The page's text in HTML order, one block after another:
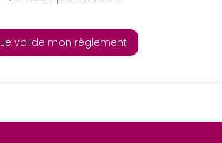
Je valide mon règlement